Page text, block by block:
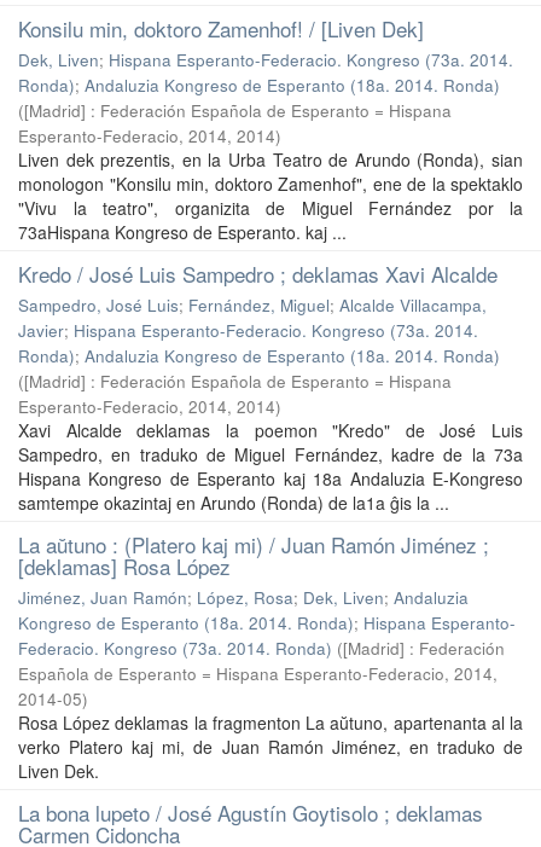
Konsilu min, doktoro Zamenhof! / [Liven Dek]
Dek, Liven; Hispana Esperanto-Federacio. Kongreso (73a. 2014.
Ronda); Andaluzia Kongreso de Esperanto (18a. 2014. Ronda)
([Madrid] : Federación Española de Esperanto = Hispana
Esperanto-Federacio, 2014, 2014)
Liven dek prezentis, en la Urba Teatro de Arundo (Ronda), sian
monologon "Konsilu min, doktoro Zamenhof", ene de la spektaklo
"Vivu la teatro", organizita de Miguel Fernández por la
73aHispana Kongreso de Esperanto. kaj ...
Kredo / José Luis Sampedro ; deklamas Xavi Alcalde
Sampedro, José Luis; Fernández, Miguel; Alcalde Villacampa,
Javier; Hispana Esperanto-Federacio. Kongreso (73a. 2014.
Ronda); Andaluzia Kongreso de Esperanto (18a. 2014. Ronda)
([Madrid] : Federación Española de Esperanto = Hispana
Esperanto-Federacio, 2014, 2014)
Xavi Alcalde deklamas la poemon "Kredo" de José Luis
Sampedro, en traduko de Miguel Fernández, kadre de la 73a
Hispana Kongreso de Esperanto kaj 18a Andaluzia E-Kongreso
samtempe okazintaj en Arundo (Ronda) de la1a ĝis la ...
La aŭtuno : (Platero kaj mi) / Juan Ramón Jiménez ;
[deklamas] Rosa López
Jiménez, Juan Ramón; López, Rosa; Dek, Liven; Andaluzia
Kongreso de Esperanto (18a. 2014. Ronda); Hispana Esperanto-
Federacio. Kongreso (73a. 2014. Ronda) ([Madrid] : Federación
Española de Esperanto = Hispana Esperanto-Federacio, 2014,
2014-05)
Rosa López deklamas la fragmenton La aŭtuno, apartenanta al la
verko Platero kaj mi, de Juan Ramón Jiménez, en traduko de
Liven Dek.
La bona lupeto / José Agustín Goytisolo ; deklamas
Carmen Cidoncha